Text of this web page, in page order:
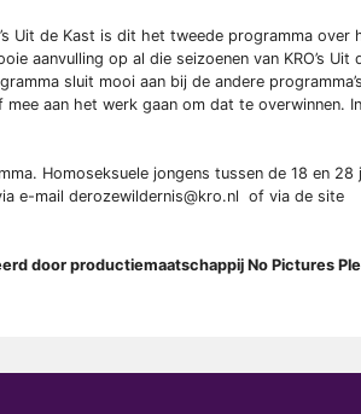
Uit de Kast is dit het tweede programma over
aanvulling op al die seizoenen van KRO’s
sluit mooi aan bij de andere
aan het werk gaan om dat te overwinnen.
Homoseksuele jongens tussen de 18 en
e-mail derozewildernis@kro.nl of via de site
door productiemaatschappij No Pictures